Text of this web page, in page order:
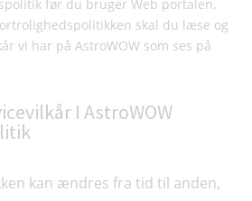
før du bruger Web portalen.
skal du læse og
vi har på AstroWOW som ses på
I AstroWOW
kan ændres fra tid til anden,